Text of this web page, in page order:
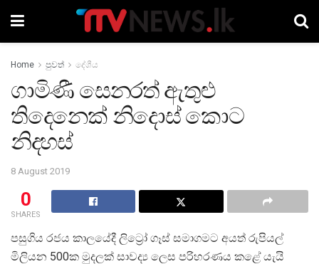
Home පුවත් දේශීය
ගාමිණී සෙනරත් ඇතුළු
තිදෙනෙක් නිදොස් කොට
නිදහස්
8 August 2019
0
SHARES
පසුගිය රජය කාලයේදී ලිට්‍රෝ ගෑස් සමාගමට අයත් රුපියල්
මිලියන 500ක මුදලක් සාවද්‍ය ලෙස පරිහරණය කළේ යැයි